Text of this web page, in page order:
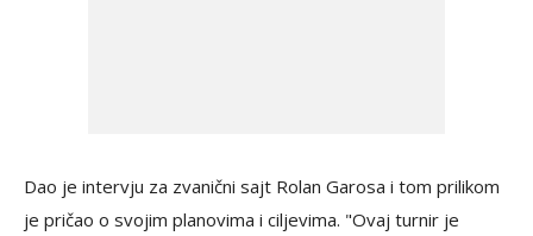
Dao je intervju za zvanični sajt Rolan Garosa i tom prilikom
je pričao o svojim planovima i ciljevima. "Ovaj turnir je